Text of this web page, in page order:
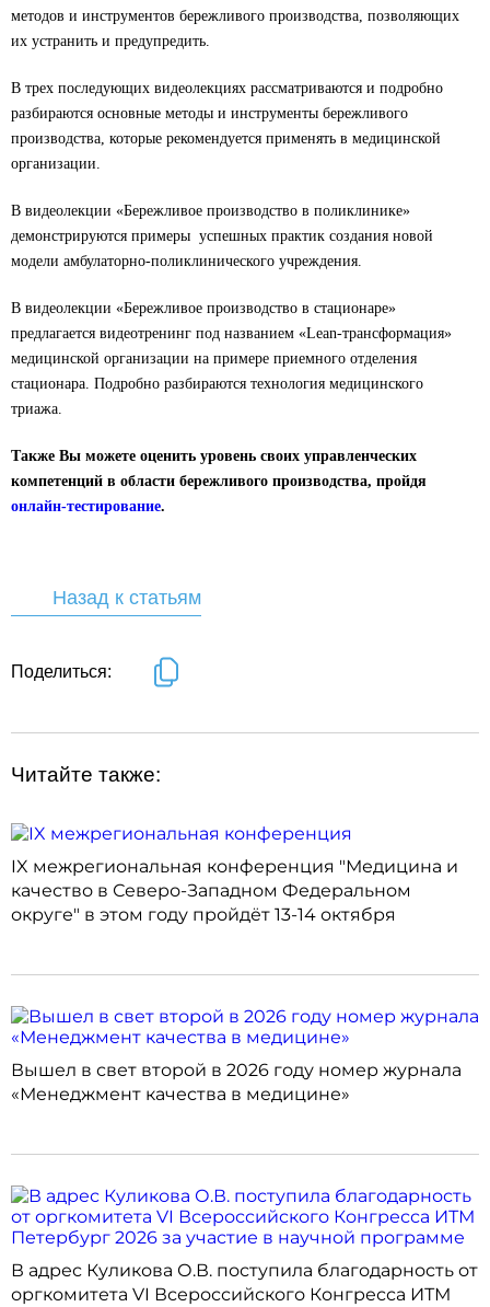
методов и инструментов бережливого производства, позволяющих
их устранить и предупредить.
В трех последующих видеолекциях рассматриваются и подробно
разбираются основные методы и инструменты бережливого
производства, которые рекомендуется применять в медицинской
организации.
В видеолекции «Бережливое производство в поликлинике»
демонстрируются примеры успешных практик создания новой
модели амбулаторно-поликлинического учреждения.
В видеолекции «Бережливое производство в стационаре»
предлагается видеотренинг под названием «Lean-трансформация»
медицинской организации на примере приемного отделения
стационара. Подробно разбираются технология медицинского
триажа.
Также Вы можете оценить уровень своих управленческих
компетенций в области бережливого производства, пройдя
онлайн-тестирование.
Назад к статьям
Поделиться:
Читайте также:
IX межрегиональная конференция "Медицина и
качество в Северо-Западном Федеральном
округе" в этом году пройдёт 13-14 октября
Вышел в свет второй в 2026 году номер журнала
«Менеджмент качества в медицине»
В адрес Куликова О.В. поступила благодарность от
оргкомитета VI Всероссийского Конгресса ИТМ